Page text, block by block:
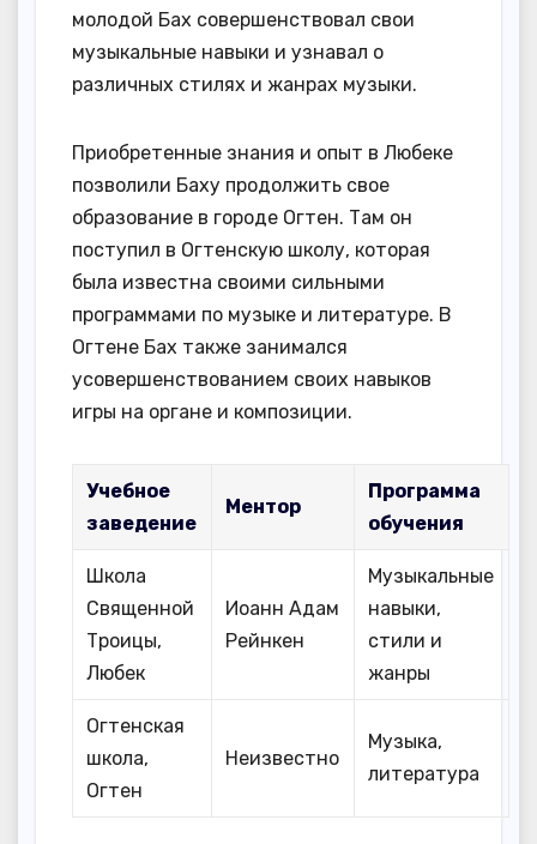
молодой Бах совершенствовал свои
музыкальные навыки и узнавал о
различных стилях и жанрах музыки.
Приобретенные знания и опыт в Любеке
позволили Баху продолжить свое
образование в городе Огтен. Там он
поступил в Огтенскую школу, которая
была известна своими сильными
программами по музыке и литературе. В
Огтене Бах также занимался
усовершенствованием своих навыков
игры на органе и композиции.
Учебное
заведение
Ментор
Программа
обучения
Школа
Священной
Троицы,
Любек
Иоанн Адам
Рейнкен
Музыкальные
навыки,
стили и
жанры
Огтенская
школа,
Огтен
Неизвестно
Музыка,
литература